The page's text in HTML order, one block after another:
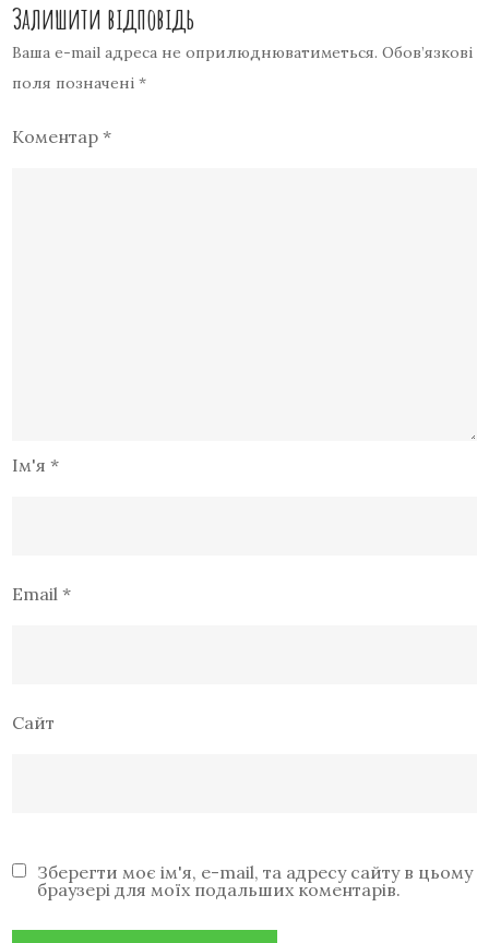
Залишити відповідь
Ваша e-mail адреса не оприлюднюватиметься. Обов’язкові
поля позначені*
Коментар*
Ім'я*
Email*
Сайт
Зберегти моє ім'я, e-mail, та адресу сайту в цьому
браузері для моїх подальших коментарів.